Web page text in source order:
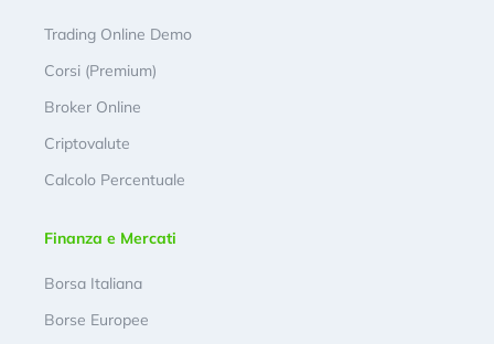
Trading Online Demo
Corsi (Premium)
Broker Online
Criptovalute
Calcolo Percentuale
Finanza e Mercati
Borsa Italiana
Borse Europee